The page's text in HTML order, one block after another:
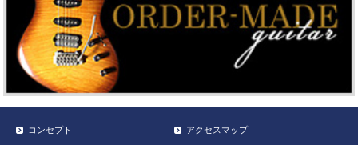
コンセプト アクセスマップ